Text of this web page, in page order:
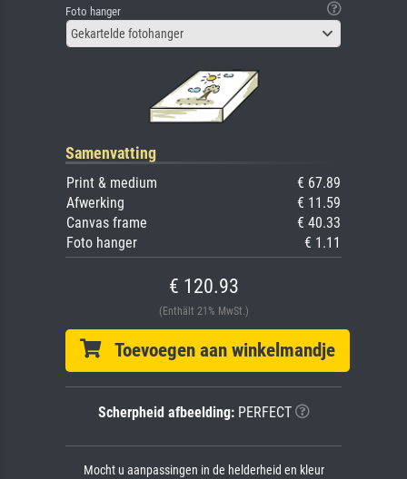
Foto hanger
Gekartelde fotohanger
Samenvatting
Print & medium
€ 67.89
Afwerking
€ 11.59
Canvas frame
€ 40.33
Foto hanger
€ 1.11
€ 120.93
(Enthält 21% MwSt.)
Toevoegen aan winkelmandje
Scherpheid afbeelding:PERFECT
Mocht u aanpassingen in de helderheid en kleur